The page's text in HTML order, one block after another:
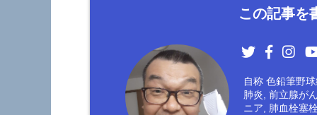
この記事を
自称 色鉛筆野
肺炎, 前立腺が
ニア, 肺血栓塞